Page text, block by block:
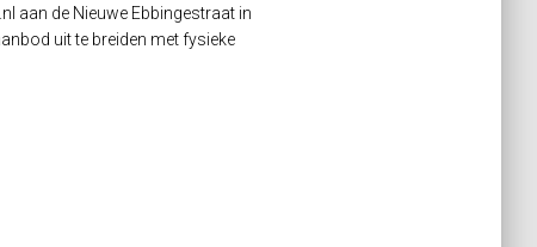
aan de Nieuwe Ebbingestraat in
uit te breiden met fysieke